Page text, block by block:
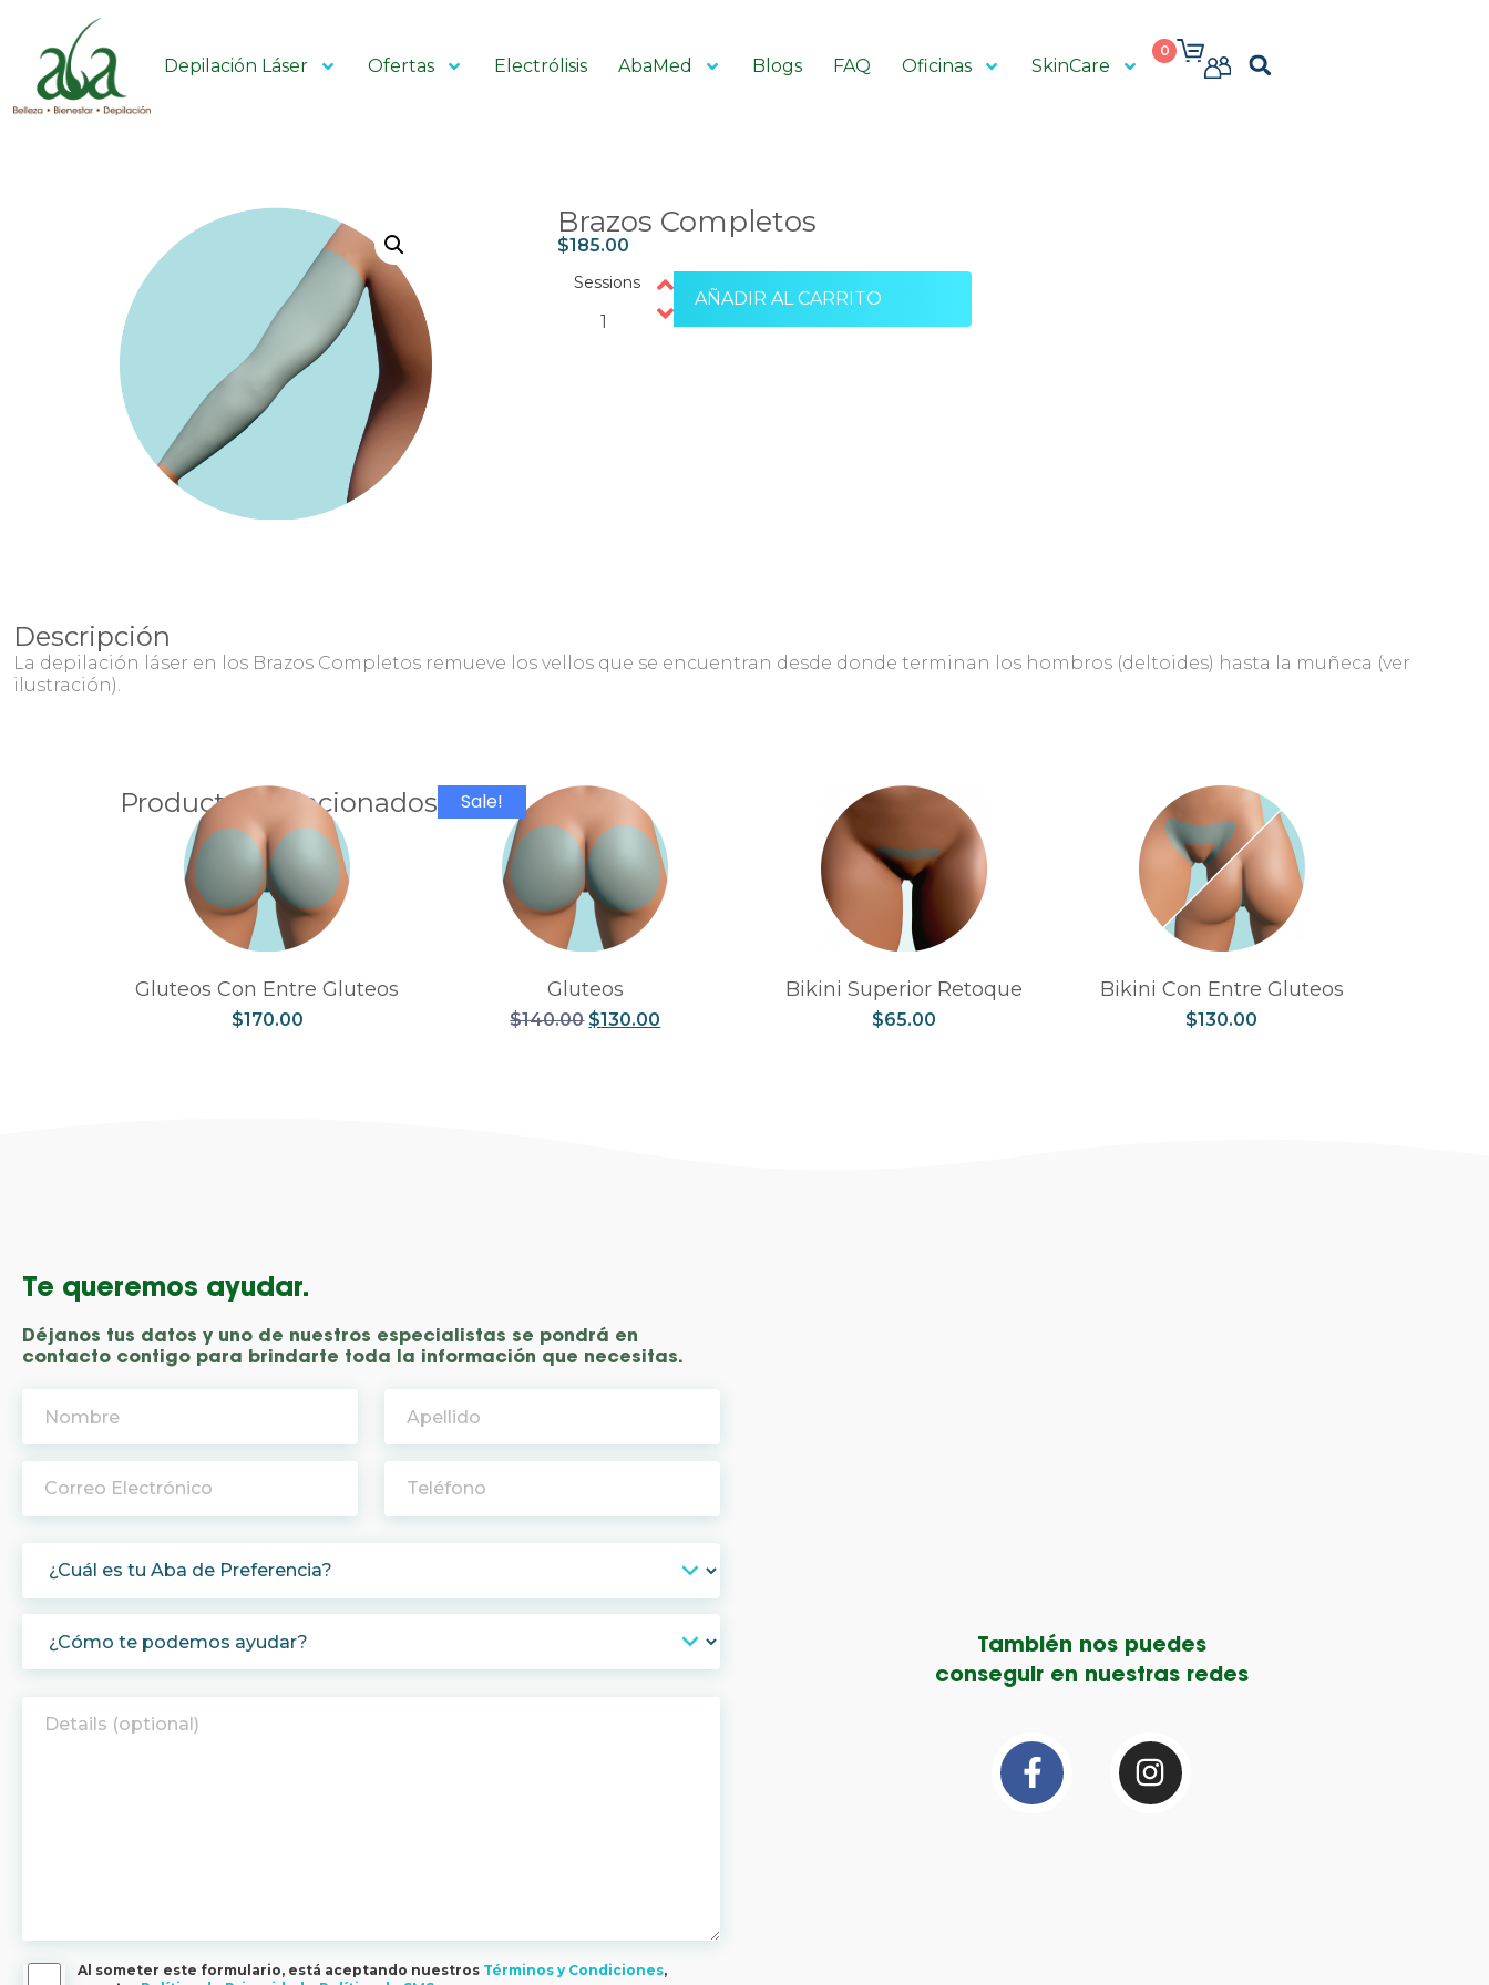
Depilación Láser Ofertas Electrólisis AbaMed Blogs FAQ Oficinas SkinCare
0
Brazos Completos
$185.00
Sessions
AÑADIR AL CARRITO
Descripción
La depilación láser en los Brazos Completos remueve los vellos que se encuentran desde donde terminan los hombros (deltoides) hasta la muñeca (ver
ilustración).
Productos Relacionados
Gluteos Con Entre Gluteos
$170.00
Sale!
Gluteos
$140.00 $130.00
Bikini Superior Retoque
$65.00
Bikini Con Entre Gluteos
$130.00
Te queremos ayudar.
Déjanos tus datos y uno de nuestros especialistas se pondrá en
contacto contigo para brindarte toda la información que necesitas.
Al someter este formulario, está aceptando nuestros Términos y Condiciones,
También nos puedes
conseguir en nuestras redes